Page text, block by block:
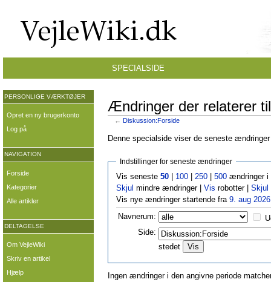
Ændringer der relaterer
← Diskussion:Forside
Denne specialside viser de seneste
Indstillinger for seneste ændringer
Vis seneste 50| 100| 250| 500ændringer i
Skjul mindre ændringer | Vis robotter | Skjul
Vis nye ændringer startende fra 9. aug
Navnerum:
Side:
stedet
Ingen ændringer i den angivne periode
SPECIALSIDE
PERSONLIGE VÆRKTØJER
Opret en ny brugerkonto
Log på
NAVIGATION
Forside
Kategorier
Alle artikler
DELTAGELSE
Om VejleWiki
Skriv en artikel
Hjælp